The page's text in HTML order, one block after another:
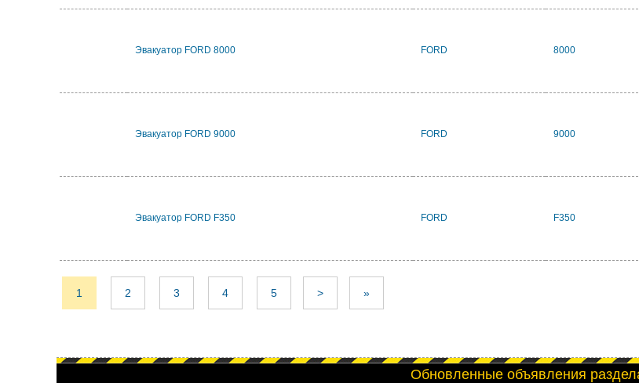
Эвакуатор FORD 8000 FORD 8000
Эвакуатор FORD 9000 FORD 9000
Эвакуатор FORD F350 FORD F350
1 2 3 4 5 > »
Обновленные объявления